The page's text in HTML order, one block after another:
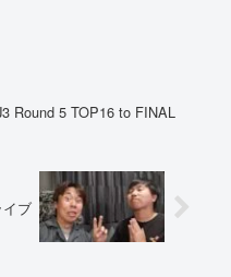
Round 5 TOP16 to FINAL
ブ